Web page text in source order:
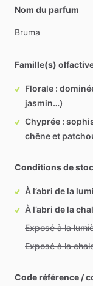
Nom du parfum
Bruma
Famille(s)
Florale :
jasmin…)
Chyprée :
chêne et
Conditions de
À l’abri de la
À l’abri de la
Exposé à la
Exposé à la
Code référence /